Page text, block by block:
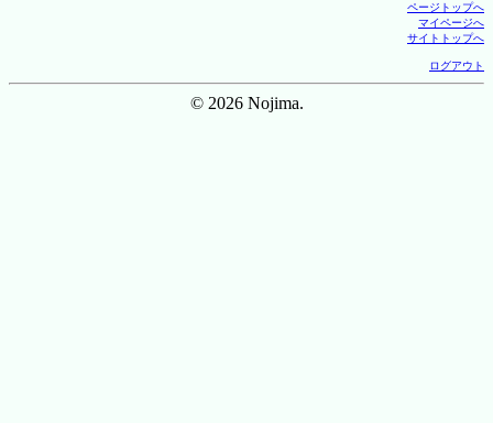
ページトップへ
マイページへ
サイトトップへ
ログアウト
© 2026 Nojima.